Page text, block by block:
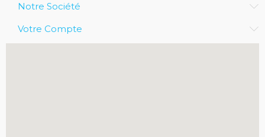
Notre Société
Votre Compte